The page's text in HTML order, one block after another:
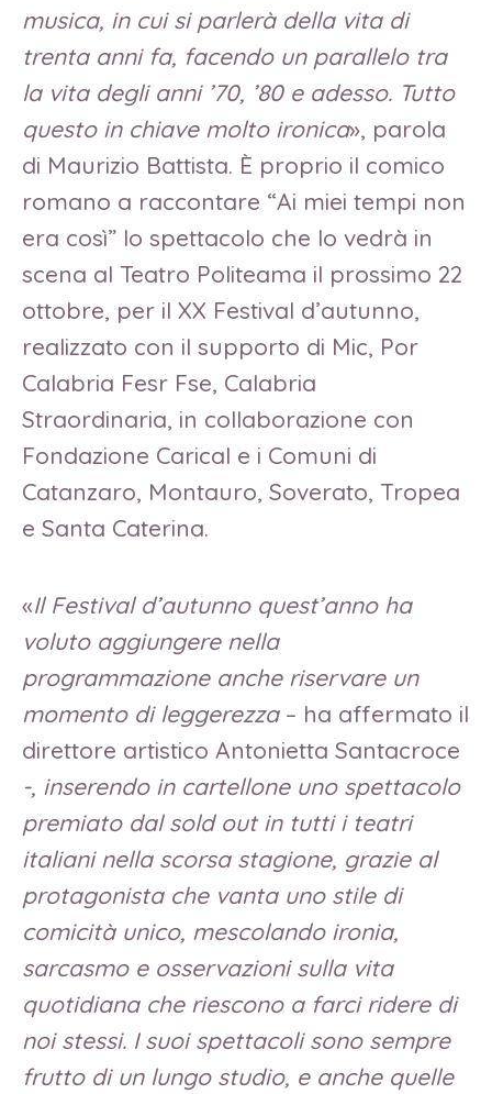
musica, in cui si parlerà della vita di
trenta anni fa, facendo un parallelo tra
la vita degli anni ’70, ’80 e adesso. Tutto
questo in chiave molto ironica», parola
di Maurizio Battista. È proprio il comico
romano a raccontare “Ai miei tempi non
era così” lo spettacolo che lo vedrà in
scena al Teatro Politeama il prossimo 22
ottobre, per il XX Festival d’autunno,
realizzato con il supporto di Mic, Por
Calabria Fesr Fse, Calabria
Straordinaria, in collaborazione con
Fondazione Carical e i Comuni di
Catanzaro, Montauro, Soverato, Tropea
e Santa Caterina.
«Il Festival d’autunno quest’anno ha
voluto aggiungere nella
programmazione anche riservare un
momento di leggerezza– ha affermato il
direttore artistico Antonietta Santacroce
-, inserendo in cartellone uno spettacolo
premiato dal sold out in tutti i teatri
italiani nella scorsa stagione, grazie al
protagonista che vanta uno stile di
comicità unico, mescolando ironia,
sarcasmo e osservazioni sulla vita
quotidiana che riescono a farci ridere di
noi stessi. I suoi spettacoli sono sempre
frutto di un lungo studio, e anche quelle